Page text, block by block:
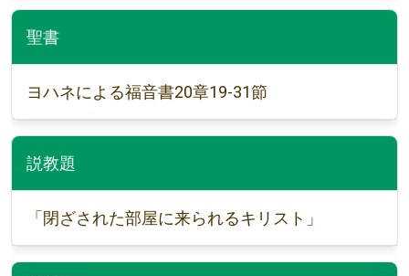
聖書
ヨハネによる福音書20章19-31節
説教題
「閉ざされた部屋に来られるキリスト」